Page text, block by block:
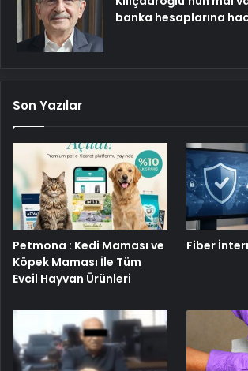
banka hesaplarına
Son Yazılar
Petmona : Kedi Maması ve
Köpek Maması İle Tüm
Evcil Hayvan Ürünleri
Fiber